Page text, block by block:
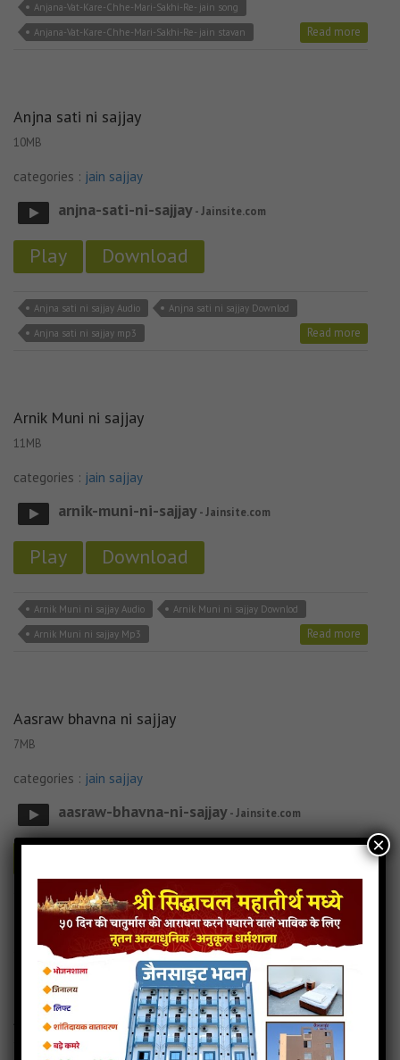
Anjana-Vat-Kare-Chhe-Mari-Sakhi-Re- jain song
Anjana-Vat-Kare-Chhe-Mari-Sakhi-Re- jain stavan
Read more
Anjna sati ni sajjay
10MB
categories : jain sajjay
anjna-sati-ni-sajjay- Jainsite.com
Play Download
Anjna sati ni sajjay Audio
Anjna sati ni sajjay Downlod
Anjna sati ni sajjay mp3
Read more
Arnik Muni ni sajjay
11MB
categories : jain sajjay
arnik-muni-ni-sajjay- Jainsite.com
Play Download
Arnik Muni ni sajjay Audio
Arnik Muni ni sajjay Downlod
Arnik Muni ni sajjay Mp3
Read more
Aasraw bhavna ni sajjay
7MB
categories : jain sajjay
aasraw-bhavna-ni-sajjay- Jainsite.com
Aasraw bhavna ni sajjay Audio
Aasraw bhavna ni sajjay Downlod
Aasraw bhavna ni sajjay Mp3
Ashuchi ni Sajjay
×